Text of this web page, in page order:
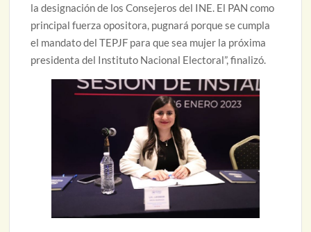
la designación de los Consejeros del INE. El PAN como
principal fuerza opositora, pugnará porque se cumpla
el mandato del TEPJF para que sea mujer la próxima
presidenta del Instituto Nacional Electoral”, finalizó.